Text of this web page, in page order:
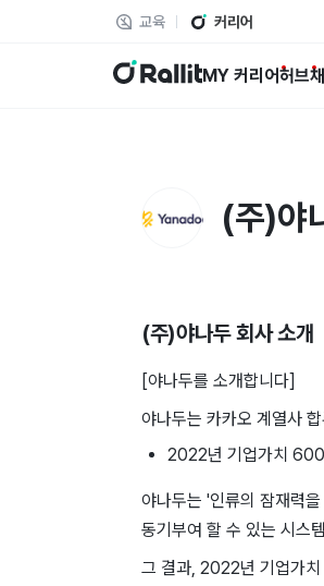
교육 커리어
랠릿 MY 커리어허브
(주)야
(주)야나두회사 소개
[야나두를 소개합니다]
야나두는 카카오 계열사
2022년 기업가치
야나두는 '인류의 잠재력
동기부여 할 수 있는 시스
그 결과, 2022년 기업가치